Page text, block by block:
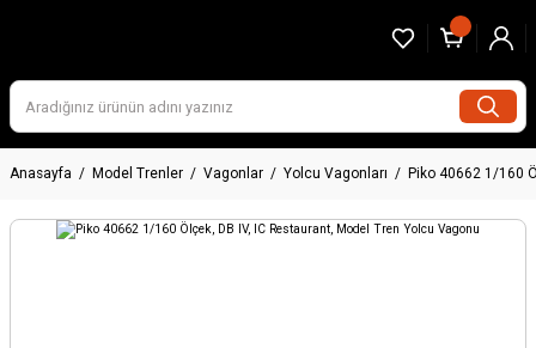
Anasayfa Model Trenler Vagonlar Yolcu Vagonları Piko 40662 1/160